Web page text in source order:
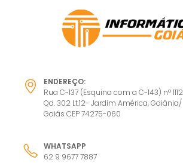
ENDEREÇO:
Rua C-137 (Esquina com a C-143) nº 1112
Qd. 302 Lt.12- Jardim América, Goiânia/
Goiás CEP 74275-060
WHATSAPP
62 9 9677 7887